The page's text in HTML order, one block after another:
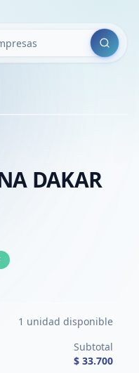
Buscar
DAKAR
1 unidad disponible
Subtotal
$ 33.700